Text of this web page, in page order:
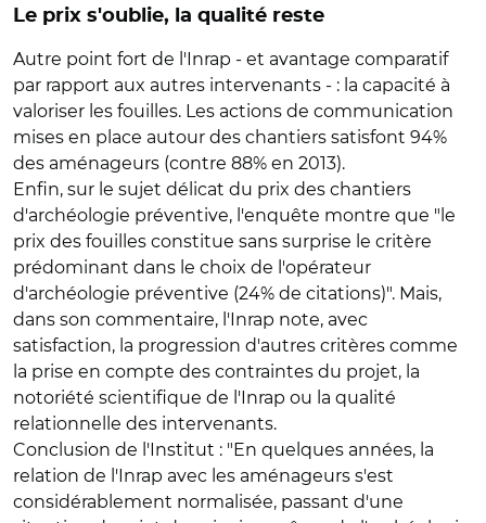
Le prix s'oublie, la qualité reste
Autre point fort de l'Inrap - et avantage comparatif
par rapport aux autres intervenants - : la capacité à
valoriser les fouilles. Les actions de communication
mises en place autour des chantiers satisfont 94%
des aménageurs (contre 88% en 2013).
Enfin, sur le sujet délicat du prix des chantiers
d'archéologie préventive, l'enquête montre que "le
prix des fouilles constitue sans surprise le critère
prédominant dans le choix de l'opérateur
d'archéologie préventive (24% de citations)". Mais,
dans son commentaire, l'Inrap note, avec
satisfaction, la progression d'autres critères comme
la prise en compte des contraintes du projet, la
notoriété scientifique de l'Inrap ou la qualité
relationnelle des intervenants.
Conclusion de l'Institut : "En quelques années, la
relation de l'Inrap avec les aménageurs s'est
considérablement normalisée, passant d'une